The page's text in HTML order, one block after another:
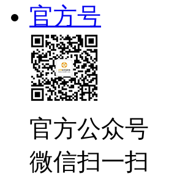
官方号
官方公众号
微信扫一扫